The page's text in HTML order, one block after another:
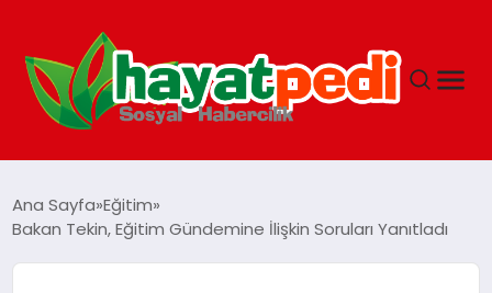
Ana Sayfa Eğitim
Bakan Tekin, Eğitim Gündemine İlişkin Soruları Yanıtladı